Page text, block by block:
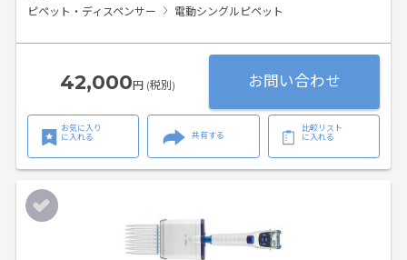
ピペット・ディスペンサー
電動シングルピペット
42,000円 (税別) お問い合わせ
お気に入り
に入れる
共有する
比較リスト
に入れる